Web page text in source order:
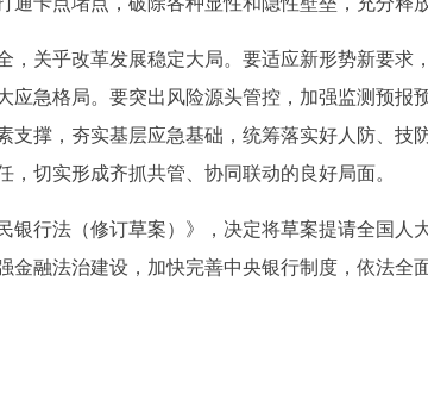
关乎改革发展稳定大局。要适应新形势新要求
应急格局。要突出风险源头管控，加强监测预报
支撑，夯实基层应急基础，统筹落实好人防、技
切实形成齐抓共管、协同联动的良好局面。
行法（修订草案）》，决定将草案提请全国人
融法治建设，加快完善中央银行制度，依法全